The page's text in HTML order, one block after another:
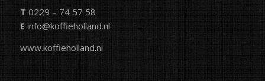
T 0229 – 74 57 58
E info@koffieholland.nl
www.koffieholland.nl